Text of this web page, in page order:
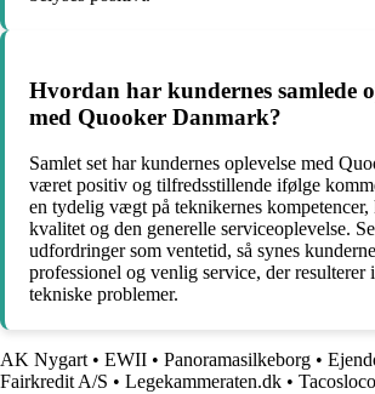
Hvordan har kundernes samlede
med Quooker Danmark?
Samlet set har kundernes oplevelse med
været positiv og tilfredsstillende ifølge
en tydelig vægt på teknikernes
kvalitet og den generelle serviceoplevelse.
udfordringer som ventetid, så synes
professionel og venlig service, der resulterer
tekniske problemer.
AK Nygart• EWII • Panoramasilkeborg •
Fairkredit A/S • Legekammeraten.dk •